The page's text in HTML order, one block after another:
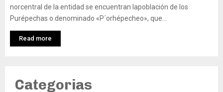
norcentral de la entidad se encuentran lapoblación de los
Purépechas o denominado «P´orhépecheo», que...
Read more
Categorias